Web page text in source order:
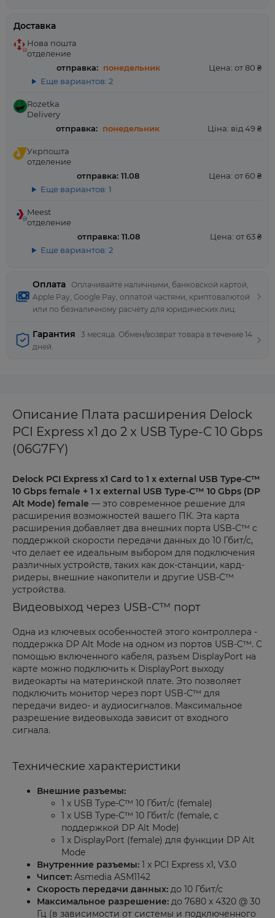
Оплата
Оплачивайте наличными, банковской картой,
Apple Pay, Google Pay, оплатой частями, криптовалютой
или по безналичному расчету для юридических лиц.
Доставка
Нова пошта
отделение
отправка: понедельник
Цена: от 80 ₴
Еще вариантов: 2
Rozetka
Delivery
отправка: понедельник Ціна: від 49 ₴
Укрпошта
отделение
отправка: 11.08
Цена: от 60 ₴
Еще вариантов: 1
Meest
отделение
отправка: 11.08
Цена: от 63 ₴
Еще вариантов: 2
Гарантия
3 месяца. Обмен/возврат товара в течение 14
дней.
Описание Плата расширения Delock
PCI Express x1 до 2 x USB Type-C 10 Gbps
(06G7FY)
Delock PCI Express x1 Card to 1 x external USB Type-C™
10 Gbps female + 1 x external USB Type-C™ 10 Gbps (DP
Alt Mode) female — это современное решение для
расширения возможностей вашего ПК. Эта карта
расширения добавляет два внешних порта USB-C™ с
поддержкой скорости передачи данных до 10 Гбит/с,
что делает ее идеальным выбором для подключения
различных устройств, таких как док-станции, кард-
ридеры, внешние накопители и другие USB-C™
устройства.
Видеовыход через USB-C™ порт
Одна из ключевых особенностей этого контроллера -
поддержка DP Alt Mode на одном из портов USB-C™. С
помощью включенного кабеля, разъем DisplayPort на
карте можно подключить к DisplayPort выходу
видеокарты на материнской плате. Это позволяет
подключить монитор через порт USB-C™ для
передачи видео- и аудиосигналов. Максимальное
разрешение видеовыхода зависит от входного
сигнала.
Технические характеристики
Внешние разъемы:
1 x USB Type-C™ 10 Гбит/с (female)
1 x USB Type-C™ 10 Гбит/с (female, с
поддержкой DP Alt Mode)
1 x DisplayPort (female) для функции DP Alt
Mode
Внутренние разъемы: 1 x PCI Express x1, V3.0
Чипсет: Asmedia ASM1142
Скорость передачи данных: до 10 Гбит/с
Максимальное разрешение: до 7680 x 4320 @ 30
Гц (в зависимости от системы и подключенного